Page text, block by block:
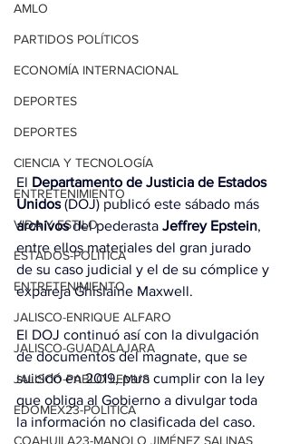
AMLO
PARTIDOS POLÍTICOS
ECONOMÍA INTERNACIONAL
DEPORTES
DEPORTES
CIENCIA Y TECNOLOGÍA
ENTRETENIMIENTO
VIDA Y ESTILO
ESTADOS-POLÍTICA
ENTRETENIMIENTO
JALISCO-ENRIQUE ALFARO
JALISCO-GUADALAJARA
JALISCO-PABLO LEMUS
EDOMEX23-POLÍTICA
COAHUILA23-MANOLO JIMÉNEZ SALINAS
El Departamento de Justicia de Estados
Unidos (DOJ) publicó este sábado más
archivos del pederasta Jeffrey Epstein,
entre ellos materiales del gran jurado
de su caso judicial y el de su cómplice y
expareja Ghislaine Maxwell.
El DOJ continuó así con la divulgación
de documentos del magnate, que se
suicidó en 2019, para cumplir con la ley
que obliga al Gobierno a divulgar toda
la información no clasificada del caso.